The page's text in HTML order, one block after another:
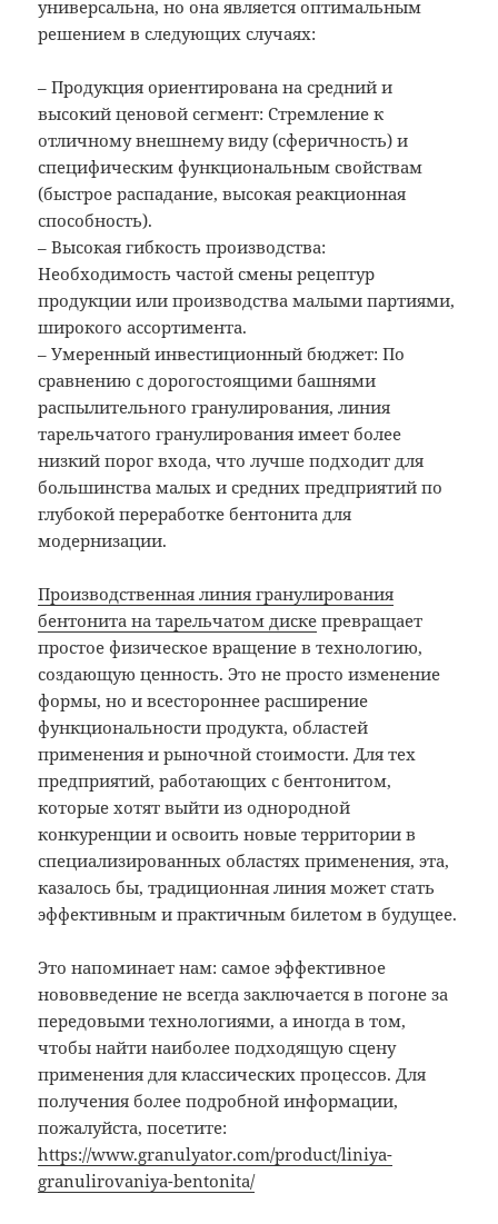
универсальна, но она является оптимальным
решением в следующих случаях:
– Продукция ориентирована на средний и
высокий ценовой сегмент: Стремление к
отличному внешнему виду (сферичность) и
специфическим функциональным свойствам
(быстрое распадание, высокая реакционная
способность).
– Высокая гибкость производства:
Необходимость частой смены рецептур
продукции или производства малыми партиями,
широкого ассортимента.
– Умеренный инвестиционный бюджет: По
сравнению с дорогостоящими башнями
распылительного гранулирования, линия
тарельчатого гранулирования имеет более
низкий порог входа, что лучше подходит для
большинства малых и средних предприятий по
глубокой переработке бентонита для
модернизации.
Производственная линия гранулирования
бентонита на тарельчатом диске превращает
простое физическое вращение в технологию,
создающую ценность. Это не просто изменение
формы, но и всестороннее расширение
функциональности продукта, областей
применения и рыночной стоимости. Для тех
предприятий, работающих с бентонитом,
которые хотят выйти из однородной
конкуренции и освоить новые территории в
специализированных областях применения, эта,
казалось бы, традиционная линия может стать
эффективным и практичным билетом в будущее.
Это напоминает нам: самое эффективное
нововведение не всегда заключается в погоне за
передовыми технологиями, а иногда в том,
чтобы найти наиболее подходящую сцену
применения для классических процессов. Для
получения более подробной информации,
пожалуйста, посетите:
https://www.granulyator.com/product/liniya-
granulirovaniya-bentonita/